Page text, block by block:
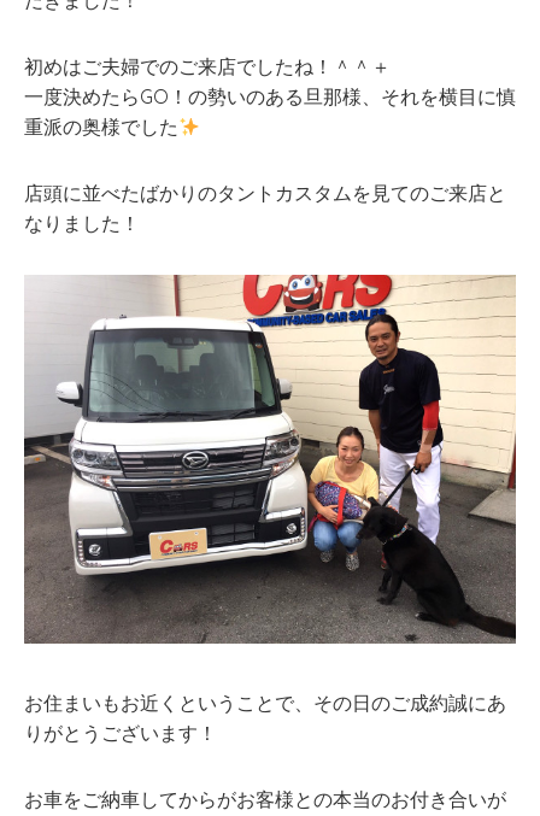
初めはご夫婦でのご来店でしたね！＾＾＋
一度決めたらGO！の勢いのある旦那様、それを横目に慎
重派の奥様でした
店頭に並べたばかりのタントカスタムを見てのご来店と
なりました！
お住まいもお近くということで、その日のご成約誠にあ
りがとうございます！
お車をご納車してからがお客様との本当のお付き合いが